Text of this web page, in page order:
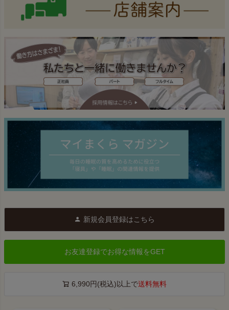
新規会員登録はこちら
お友達登録でお得な情報をGET
6,990円(税込)以上で送料無料